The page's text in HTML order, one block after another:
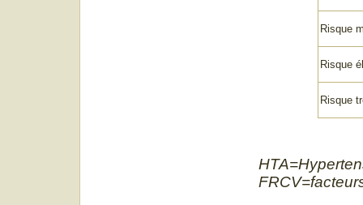
Risque
Risque
Risque